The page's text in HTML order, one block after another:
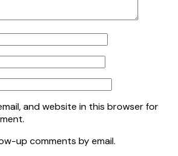
and website in this browser for
up comments by email.